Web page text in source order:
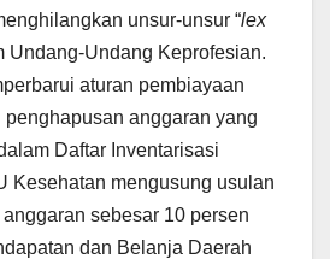
unsur-unsur “lex
Undang-Undang Keprofesian.
aturan pembiayaan
penghapusan anggaran yang
Daftar Inventarisasi
Kesehatan mengusung usulan
sebesar 10 persen
dan Belanja Daerah